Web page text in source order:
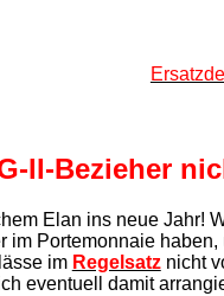
II-Bezieher
Elan ins neue Jahr!
im Portemonnaie
im Regelsatznicht
eventuell damit